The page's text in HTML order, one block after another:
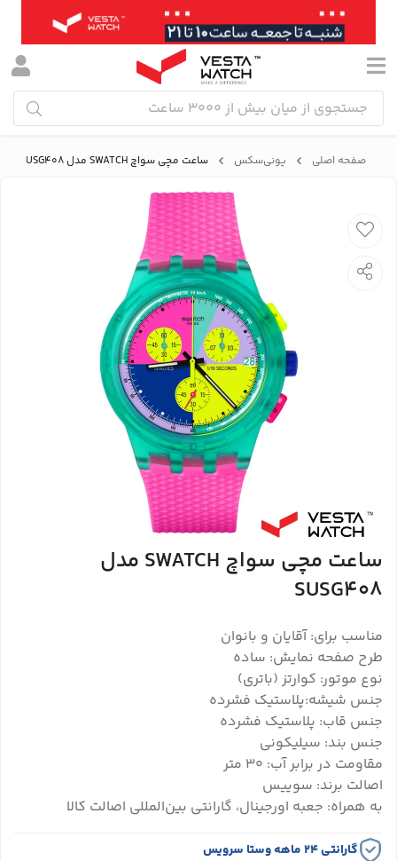
صفحه اصلی یونی‌سکس ساعت مچی سواچ SWATCH مدل SUSG408
ساعت مچی سواچ SWATCH مدل
SUSG408
مناسب برای: آقایان و بانوان
طرح صفحه نمایش: ساده
نوع موتور: کوارتز (باتری)
جنس شیشه:پلاستیک فشرده
جنس قاب: پلاستیک فشرده
جنس بند: سیلیکونی
مقاومت در برابر آب: ۳۰ متر
اصالت برند: سوییس
به همراه: جعبه اورجینال، گارانتی بین‌المللی اصالت کالا
گارانتی ۲۴ ماهه وستا سرویس